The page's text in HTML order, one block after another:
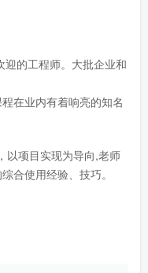
的工程师。大批企业和
在业内有着响亮的知名
项目实现为导向,老师
合使用经验、技巧。